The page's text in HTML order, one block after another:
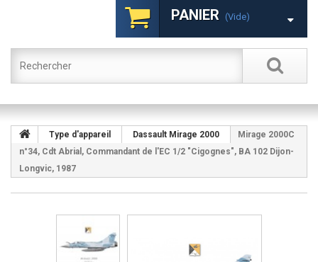
PANIER (vide)
Type d'appareil Dassault Mirage 2000
Mirage 2000C
n°34, Cdt Abrial, Commandant de l'EC 1/2 "Cigognes", BA 102 Dijon-
Longvic, 1987